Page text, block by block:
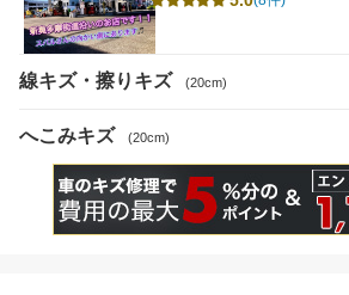
線キズ・擦りキズ (20cm)
へこみキズ (20cm)